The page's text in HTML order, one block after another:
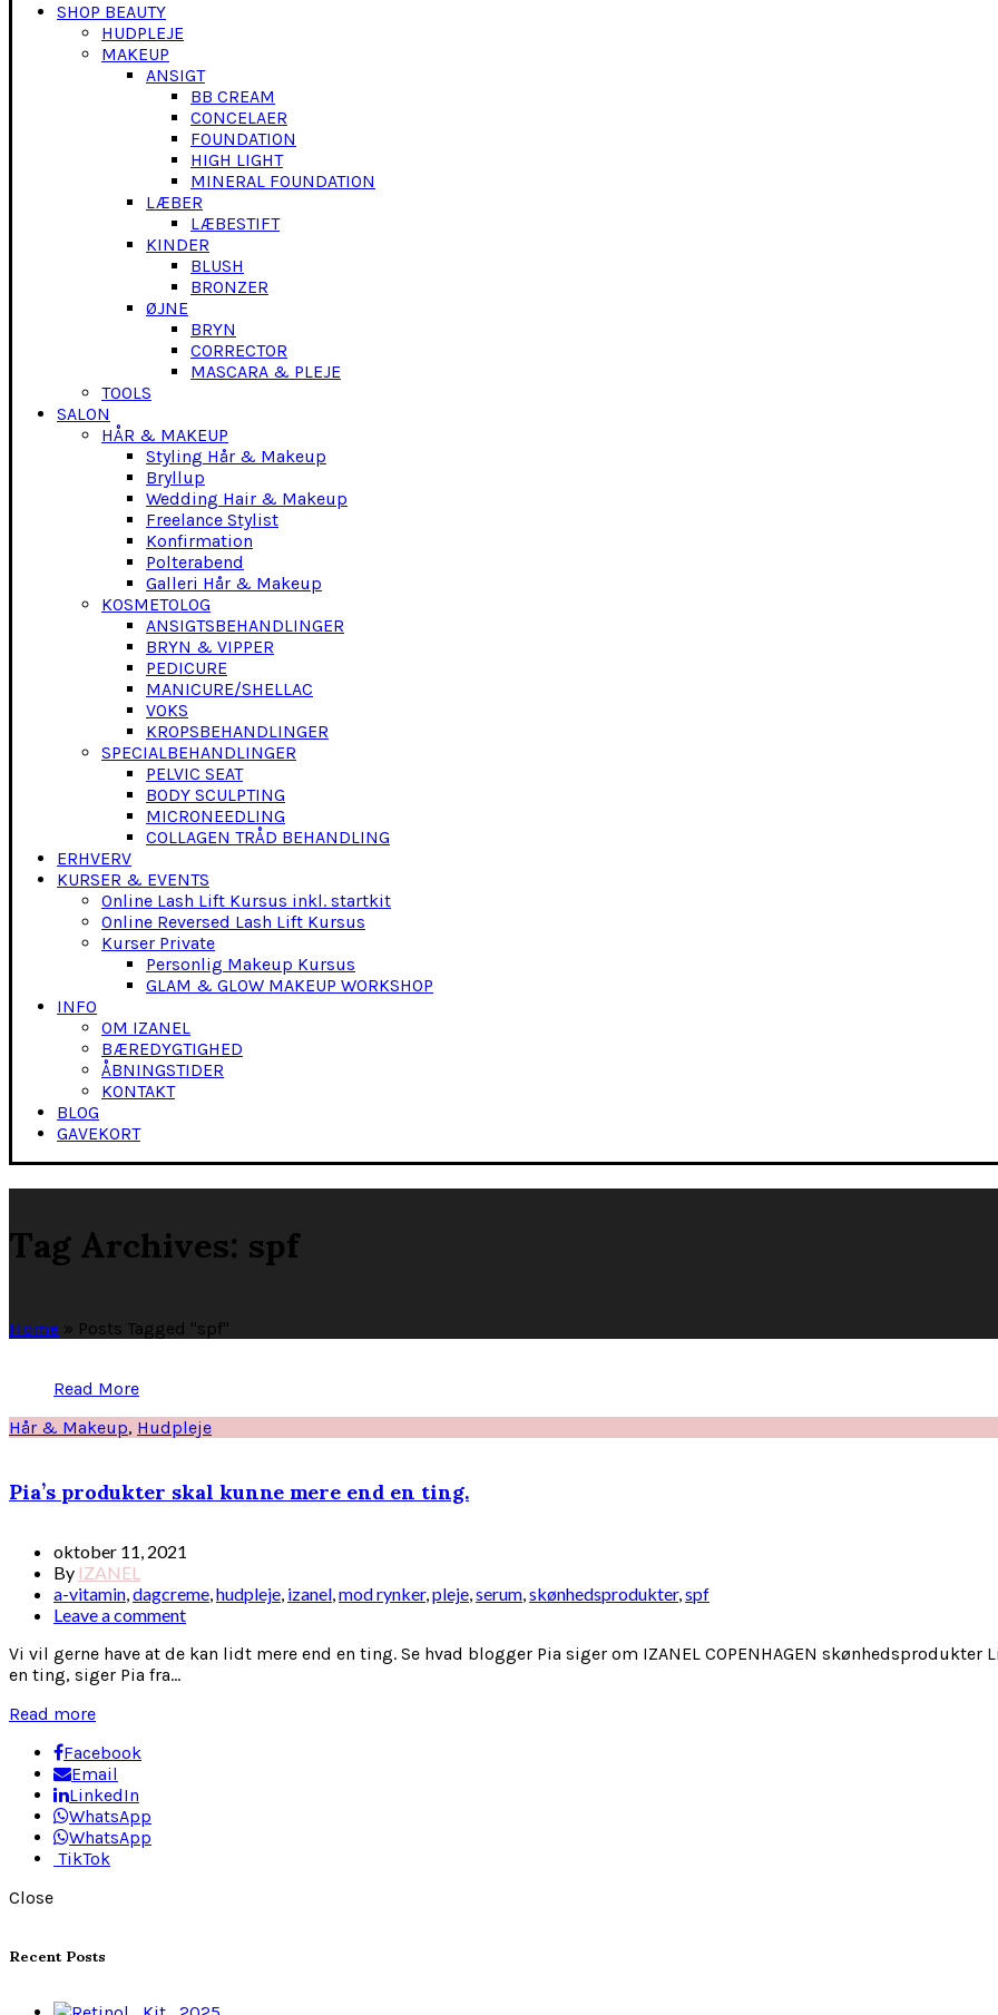
SHOP BEAUTY
HUDPLEJE
MAKEUP
ANSIGT
BB CREAM
CONCELAER
FOUNDATION
HIGH LIGHT
MINERAL FOUNDATION
LÆBER
LÆBESTIFT
KINDER
BLUSH
BRONZER
ØJNE
BRYN
CORRECTOR
MASCARA & PLEJE
TOOLS
SALON
HÅR & MAKEUP
Styling Hår & Makeup
Bryllup
Wedding Hair & Makeup
Freelance Stylist
Konfirmation
Polterabend
Galleri Hår & Makeup
KOSMETOLOG
ANSIGTSBEHANDLINGER
BRYN & VIPPER
PEDICURE
MANICURE/SHELLAC
VOKS
KROPSBEHANDLINGER
SPECIALBEHANDLINGER
PELVIC SEAT
BODY SCULPTING
MICRONEEDLING
COLLAGEN TRÅD BEHANDLING
ERHVERV
KURSER & EVENTS
Online Lash Lift Kursus inkl. startkit
Online Reversed Lash Lift Kursus
Kurser Private
Personlig Makeup Kursus
GLAM & GLOW MAKEUP WORKSHOP
INFO
OM IZANEL
BÆREDYGTIGHED
ÅBNINGSTIDER
KONTAKT
BLOG
GAVEKORT
Tag Archives: spf
Home » Posts Tagged "spf"
Read More
Hår & Makeup, Hudpleje
Pia’s produkter skal kunne mere end en ting.
oktober 11, 2021
By IZANEL
a-vitamin,dagcreme,hudpleje, izanel,mod rynker,pleje,serum,skønhedsprodukter,spf
Leave a comment
Vi vil gerne have at de kan lidt mere end en ting. Se hvad blogger Pia siger om IZANEL COPENHAGEN
en ting, siger Pia fra...
Read more
Facebook
Email
LinkedIn
WhatsApp
WhatsApp
TikTok
Close
Recent Posts